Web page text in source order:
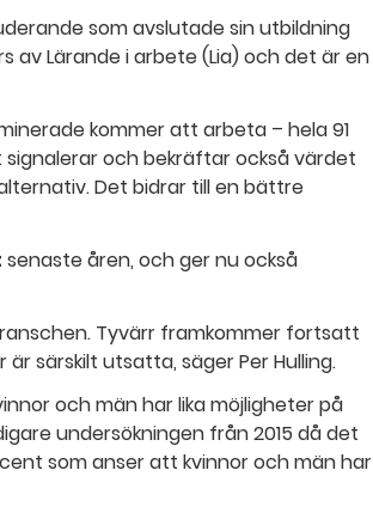
som avslutade sin utbildning
av Lärande i arbete (Lia) och det är en
kommer att arbeta – hela 91
och bekräftar också värdet
Det bidrar till en bättre
senaste åren, och ger nu också
Tyvärr framkommer fortsatt
särskilt utsatta, säger Per Hulling.
och män har lika möjligheter på
undersökningen från 2015 då det
som anser att kvinnor och män har